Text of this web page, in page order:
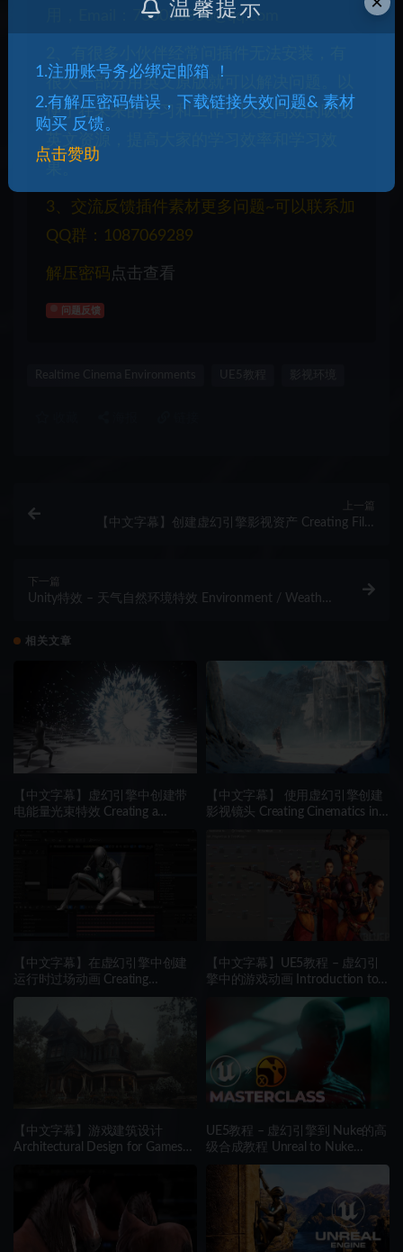
用，Email：730033856@qq.com
很大一部分用英文原版就可以解决问题。以
便于在未来的学习和工作可以更高效的吸收
3、交流反馈插件素材更多问题~可以联系加
QQ群：1087069289
解压密码 点击查看
问题反馈
Realtime Cinema Environments
上一篇
【中文字幕】创建虚幻引擎影视资产 Creating Film
下一篇
Unity特效 – 天气自然环境特效 Environment / Weather
相关文章
【中文字幕】虚幻引擎中创建带
电能量光束特效 Creating a
【中文字幕】 使用虚幻引擎创建
影视镜头 Creating Cinematics in
Unreal Engine 5
【中文字幕】在虚幻引擎中创建
运行时过场动画 Creating
Runtime Cinematics in Unreal
【中文字幕】UE5教程 – 虚幻引
擎中的游戏动画 Introduction to
Technical Animation for Games
【中文字幕】游戏建筑设计
Architectural Design for Games
UE5教程 – 虚幻引擎到 Nuke的高
级合成教程 Unreal to Nuke
Masterclass
温馨提示
1.注册账号务必绑定邮箱 ！
2.有解压密码错误，下载链接失效问题& 素材
购买 反馈。
点击赞助